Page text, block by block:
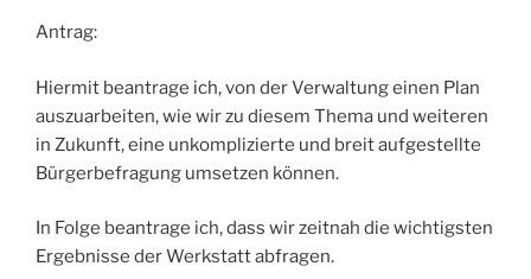
Antrag:
Hiermit beantrage ich, von der Verwaltung einen Plan
auszuarbeiten, wie wir zu diesem Thema und weiteren
in Zukunft, eine unkomplizierte und breit aufgestellte
Bürgerbefragung umsetzen können.
In Folge beantrage ich, dass wir zeitnah die wichtigsten
Ergebnisse der Werkstatt abfragen.